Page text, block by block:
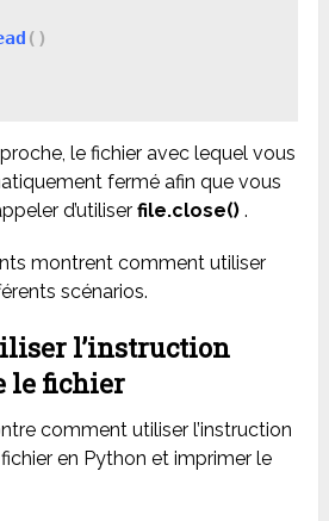
()
le fichier avec lequel vous
fermé afin que vous
d’utiliserfile.close() .
montrent comment utiliser
scénarios.
l’instruction
le fichier
comment utiliser l’instruction
en Python et imprimer le